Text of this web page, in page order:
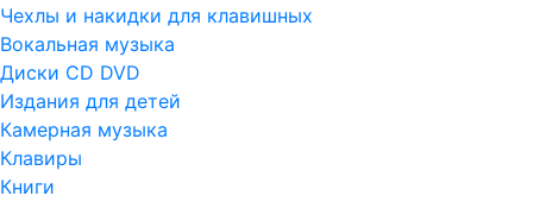
Чехлы и накидки для клавишных
Вокальная музыка
Диски CD DVD
Издания для детей
Камерная музыка
Клавиры
Книги